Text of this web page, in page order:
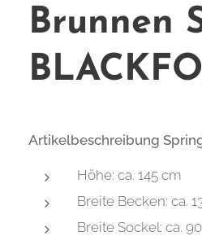
Brunnen
Artikelbeschreibung
Höhe: ca. 145 cm
Breite Becken: ca.
Breite Sockel: ca.